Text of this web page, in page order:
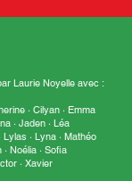
Laurie Noyelle avec :
· Cilyan · Emma
· Jaden · Léa
Lylas · Lyna · Mathéo
· Noélia · Sofia
· Xavier